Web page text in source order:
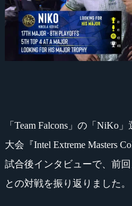
「Team Falcons」の「NiKo
大会『Intel Extreme Masters
試合後インタビューで、前回
との対戦を振り返りました。